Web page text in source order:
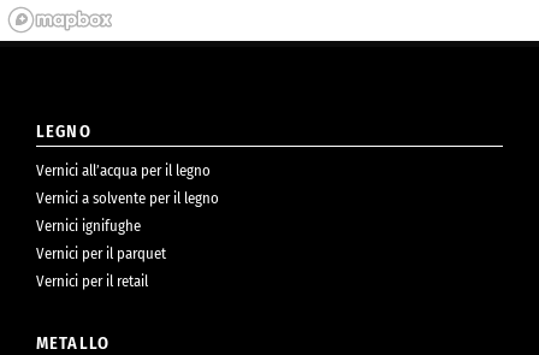
LEGNO
Vernici all’acqua per il legno
Vernici a solvente per il legno
Vernici ignifughe
Vernici per il parquet
Vernici per il retail
METALLO